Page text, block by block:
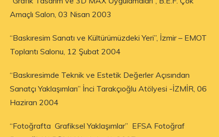
Amaçlı Salon, 03 Nisan 2003
“Baskıresim Sanatı ve Kültürümüzdeki Yeri”, İzmir – EMOT
Toplantı Salonu, 12 Şubat 2004
“Baskıresimde Teknik ve Estetik Değerler Açısından
Sanatçı Yaklaşımları” İnci Tarakçıoğlu Atölyesi -İZMİR, 06
Haziran 2004
“Fotoğrafta Grafiksel Yaklaşımlar” EFSA Fotoğraf